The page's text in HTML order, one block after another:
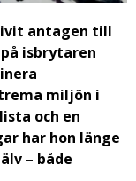
antagen till
isbrytaren
miljön i
och en
har hon länge
– både